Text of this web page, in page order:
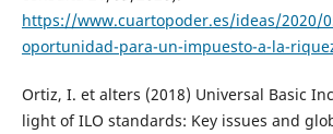
https://www.cuartopoder.es/ideas/2020/
oportunidad-para-un-impuesto-a-la-
Ortiz, I. et alters (2018) Universal Basic
light of ILO standards: Key issues and